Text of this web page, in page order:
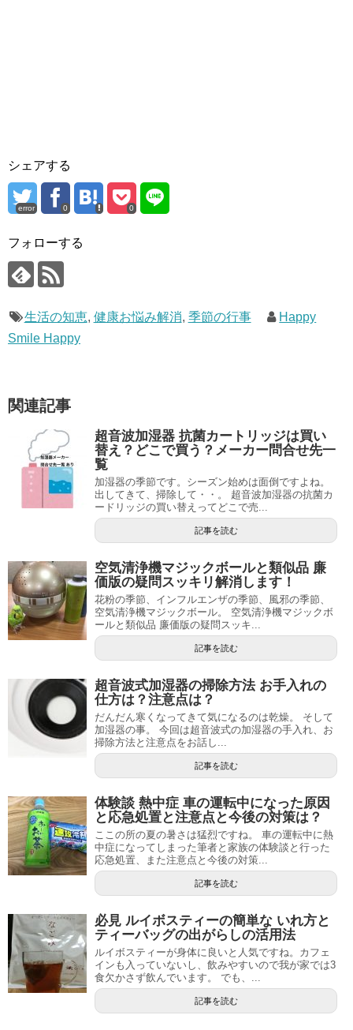
シェアする
error 0 0
フォローする
生活の知恵, 健康お悩み解消, 季節の行事
Happy
Smile Happy
関連記事
超音波加湿器 抗菌カートリッジは買い
替え？どこで買う？メーカー問合せ先一
覧
加湿器の季節です。シーズン始めは面倒ですよね。
出してきて、掃除して・・。 超音波加湿器の抗菌カ
ードリッジの買い替えってどこで売...
記事を読む
空気清浄機マジックボールと類似品 廉
価版の疑問スッキリ解消します！
花粉の季節、インフルエンザの季節、風邪の季節、
空気清浄機マジックボール。 空気清浄機マジックボ
ールと類似品 廉価版の疑問スッキ...
記事を読む
超音波式加湿器の掃除方法 お手入れの
仕方は？注意点は？
だんだん寒くなってきて気になるのは乾燥。 そして
加湿器の事。 今回は超音波式の加湿器の手入れ、お
掃除方法と注意点をお話し...
記事を読む
体験談 熱中症 車の運転中になった原因
と応急処置と注意点と今後の対策は？
ここの所の夏の暑さは猛烈ですね。 車の運転中に熱
中症になってしまった筆者と家族の体験談と行った
応急処置、また注意点と今後の対策...
記事を読む
必見 ルイボスティーの簡単な いれ方と
ティーバッグの出がらしの活用法
ルイボスティーが身体に良いと人気ですね。カフェ
インも入っていないし、飲みやすいので我が家では3
食欠かさず飲んでいます。 でも、...
記事を読む